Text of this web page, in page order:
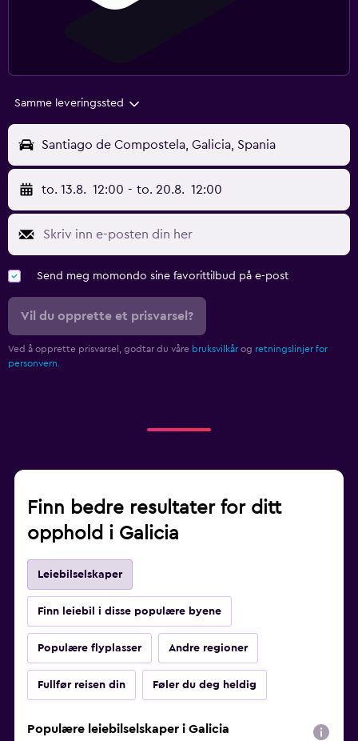
Samme leveringssted
Santiago de Compostela, Galicia, Spania
to. 13.8. 12:00 - to. 20.8. 12:00
Send meg momondo sine favorittilbud på e-post
Vil du opprette et prisvarsel?
Ved å opprette prisvarsel, godtar du våre bruksvilkår og retningslinjer for
personvern.
Finn bedre resultater for ditt
opphold i Galicia
Leiebilselskaper
Finn leiebil i disse populære byene
Populære flyplasser Andre regioner
Fullfør reisen din Føler du deg heldig
Populære leiebilselskaper i Galicia